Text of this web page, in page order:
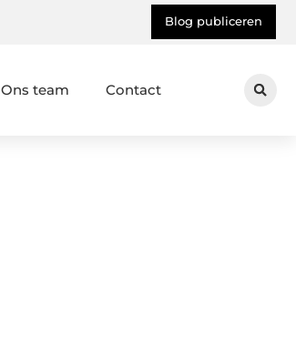
Blog publiceren
Ons team Contact